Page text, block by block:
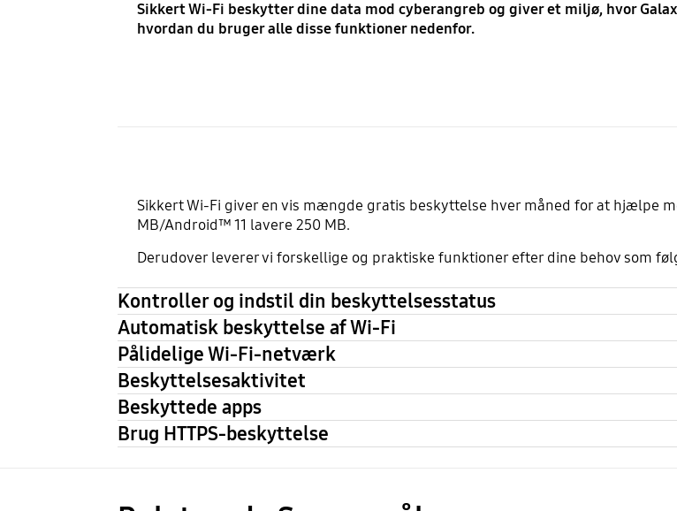
Sikkert Wi-Fi beskytter dine data mod cyberangreb og giver et miljø, hvor
hvordan du bruger alle disse funktioner nedenfor.
Sikkert Wi-Fi giver en vis mængde gratis beskyttelse hver måned for at hjælpe
MB/Android™ 11 lavere 250 MB.
Derudover leverer vi forskellige og praktiske funktioner efter dine behov som
Kontroller og indstil din beskyttelsesstatus
Automatisk beskyttelse af Wi-Fi
Pålidelige Wi-Fi-netværk
Beskyttelsesaktivitet
Beskyttede apps
Brug HTTPS-beskyttelse